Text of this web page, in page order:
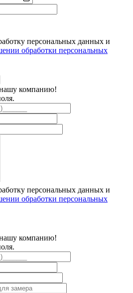
персональных данных и
обработки персональных
компанию!
персональных данных и
обработки персональных
компанию!